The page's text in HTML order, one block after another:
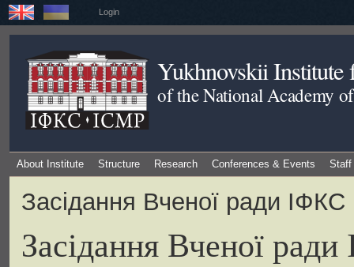
Login
Yukhnovskii Institute
of the National Academy
About Institute Structure Research Conferences & Events Staff
Засідання Вченої ради
Засідання Вченої